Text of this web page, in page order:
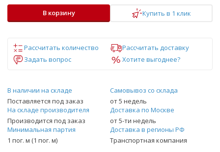
В корзину Купить в 1 клик
Рассчитать количество
Рассчитать доставку
Задать вопрос
Хотите выгоднее?
В наличии на складе
Поставляется под заказ
Самовывоз со склада
от 5 недель
На складе производителя
Производится под заказ
Доставка по Москве
от 5-ти недель
Минимальная партия
1 пог. м (1 пог. м)
Доставка в регионы РФ
Транспортная компания